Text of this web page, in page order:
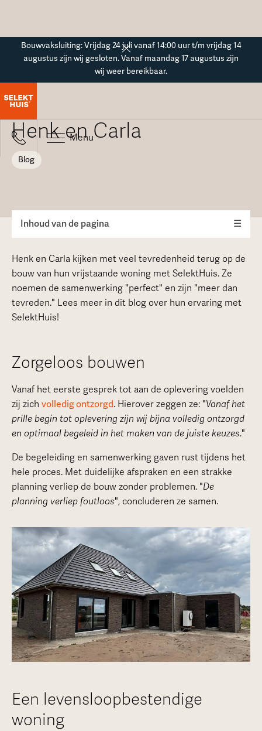
Bouwvaksluiting: Vrijdag 24 juli vanaf 14:00 uur t/m vrijdag 14
augustus zijn wij gesloten. Vanaf maandag 17 augustus zijn
wij weer bereikbaar.
Menu
Blogoverzicht
Perfect! - het verhaal van
Henk en Carla
Blog
Inhoud van de pagina ☰
Henk en Carla kijken met veel tevredenheid terug op de
bouw van hun vrijstaande woning met SelektHuis. Ze
noemen de samenwerking "perfect" en zijn "meer dan
tevreden." Lees meer in dit blog over hun ervaring met
SelektHuis!
Zorgeloos bouwen
Vanaf het eerste gesprek tot aan de oplevering voelden
zij zich volledig ontzorgd. Hierover zeggen ze: "Vanaf het
prille begin tot oplevering zijn wij bijna volledig ontzorgd
en optimaal begeleid in het maken van de juiste keuzes."
De begeleiding en samenwerking gaven rust tijdens het
hele proces. Met duidelijke afspraken en een strakke
planning verliep de bouw zonder problemen. "De
planning verliep foutloos", concluderen ze samen.
Een levensloopbestendige
woning